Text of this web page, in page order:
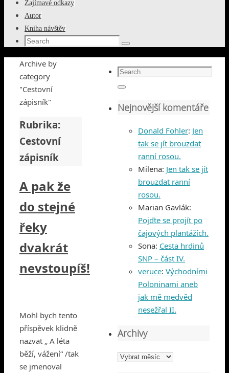
Zajímavé odkazy
Autor
Kniha návštěv
Search
Search
Home
Archive by
category
"Cestovní
zápisník"
Rubrika:
Cestovní
zápisník
A pak že
do stejné
řeky
dvakrát
nevstoupíš!
Mohl bych tento
příspěvek klidně
nazvat „ A léta
běží, vážení“ /tak
se jmenoval
Search
for:
Search
Nejnovější komentáře
Donald Fohler: Jen
tak se jít brouzdat
ranní rosou.
Milena: Jen tak se jít
brouzdat ranní
rosou.
Marian Gavlák:
Pojďte se projít po
čajových plantážích.
Sona: Cesta hrdinů
SNP – část IV.
veruce: Východními
Poloninami aneb
jak mě medvěd
nesežřal II.
Archivy
Archivy